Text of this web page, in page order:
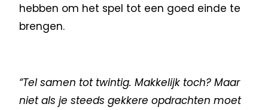
hebben om het spel tot een goed einde te
brengen.
“Tel samen tot twintig. Makkelijk toch? Maar
niet als je steeds gekkere opdrachten moet